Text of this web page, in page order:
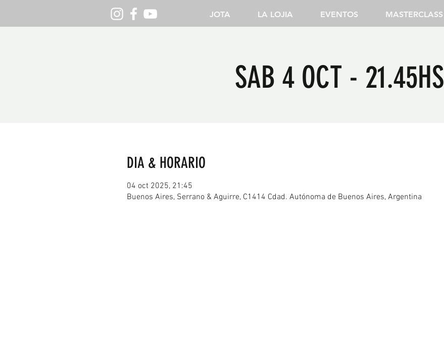
JOTA LA LOJIA EVENTOS MASTERCLASS
SAB 4 OCT - 21.45HS
DIA & HORARIO
04 oct 2025, 21:45
Buenos Aires, Serrano & Aguirre, C1414 Cdad. Autónoma de Buenos Aires, Argentina